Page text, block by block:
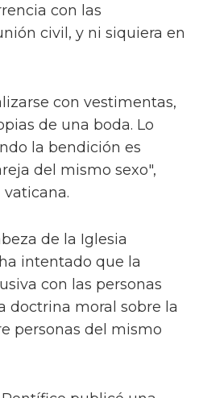
con las
civil, y ni siquiera en
con vestimentas,
de una boda. Lo
la bendición es
del mismo sexo",
de la Iglesia
intentado que la
con las personas
doctrina moral sobre la
personas del mismo